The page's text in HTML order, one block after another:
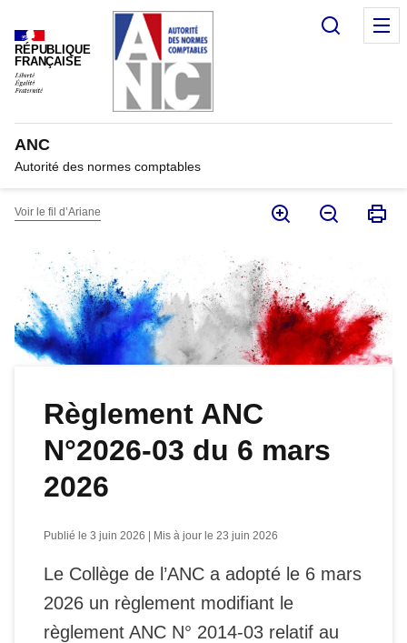
Panneau de gestion des cookies
RÉPUBLIQUE
FRANÇAISE
ANC
Autorité des normes comptables
Voir le fil d’Ariane
Règlement ANC
N°2026-03 du 6 mars
2026
Publié le 3 juin 2026 | Mis à jour le 23 juin 2026
Le Collège de l’ANC a adopté le 6 mars
2026 un règlement modifiant le
règlement ANC N° 2014-03 relatif au